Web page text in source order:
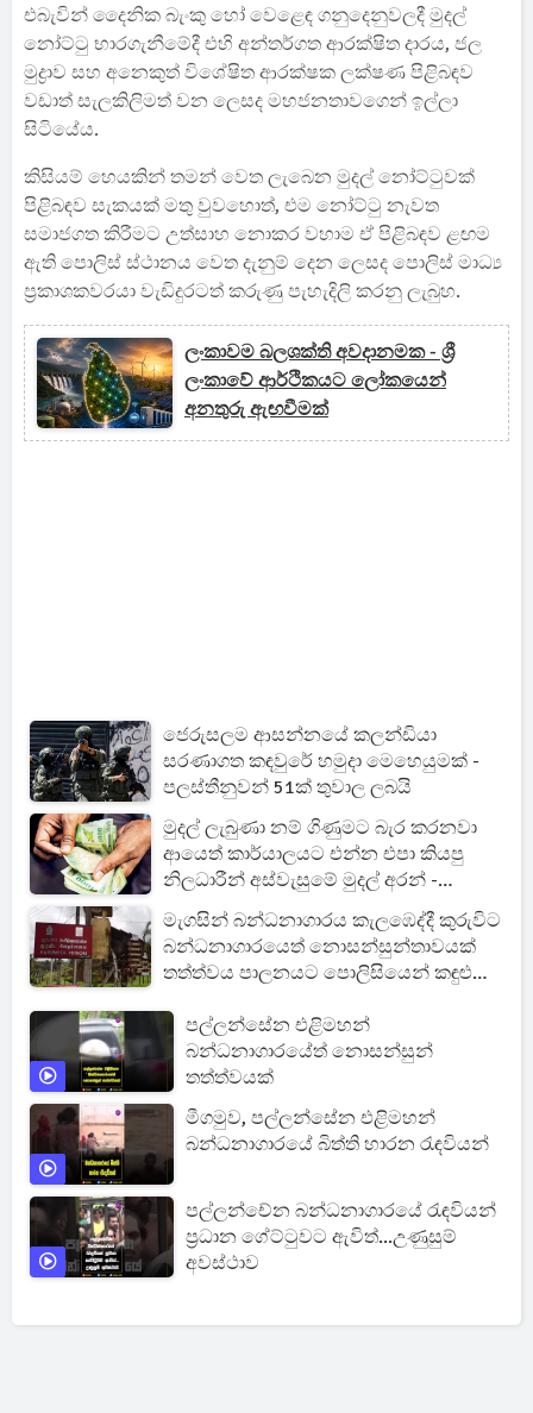
එබැවින් දෛනික බැංකු හෝ වෙළෙඳ ගනුදෙනුවලදී මුදල්
නෝට්ටු භාරගැනීමේදී එහි අන්තර්ගත ආරක්ෂිත දාරය, ජල
මුද්‍රාව සහ අනෙකුත් විශේෂිත ආරක්ෂක ලක්ෂණ පිළිබඳව
වඩාත් සැලකිලිමත් වන ලෙසද මහජනතාවගෙන් ඉල්ලා
සිටියේය.
කිසියම් හෙයකින් තමන් වෙත ලැබෙන මුදල් නෝට්ටුවක්
පිළිබඳව සැකයක් මතු වුවහොත්, එම නෝට්ටු නැවත
සමාජගත කිරීමට උත්සාහ නොකර වහාම ඒ පිළිබඳව ළඟම
ඇති පොලිස් ස්ථානය වෙත දැනුම් දෙන ලෙසද පොලිස් මාධ්‍ය
ප්‍රකාශකවරයා වැඩිදුරටත් කරුණු පැහැදිලි කරනු ලැබුහ.
ලංකාවම බලශක්ති අවදානමක - ශ්‍රී
ලංකාවේ ආර්ථිකයට ලෝකයෙන්
අනතුරු ඇඟවීමක්
ජෙරුසලම ආසන්නයේ කලන්ඩියා
සරණාගත කඳවුරේ හමුදා මෙහෙයුමක් -
පලස්තීනුවන් 51ක් තුවාල ලබයි
මුදල් ලැබුණා නම් ගිණුමට බැර කරනවා
ආයෙත් කාර්යාලයට එන්න එපා කියපු
නිලධාරීන් අස්වැසුමේ මුදල් අරන් -
දැවැන්ත මංකොල්ලයක්
මැගසින් බන්ධනාගාරය කැලඹෙද්දී කුරුවිට
බන්ධනාගාරයෙත් නොසන්සුන්තාවයක්
තත්ත්වය පාලනයට පොලිසියෙන් කඳුළු
පල්ලන්සේන එළිමහන්
බන්ධනාගාරයේත් නොසන්සුන්
තත්ත්වයක්
මීගමුව, පල්ලන්සේන එළිමහන්
බන්ධනාගාරයේ බිත්ති හාරන රැඳවියන්
පල්ලන්චේන බන්ධනාගාරයේ රැඳවියන්
ප්‍රධාන ගේට්ටුවට ඇවිත්...උණුසුම්
අවස්ථාව